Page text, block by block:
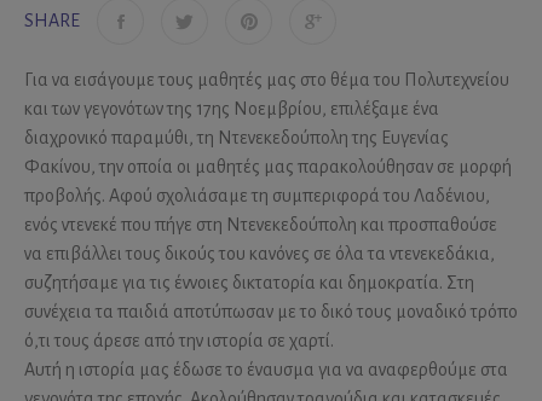
SHARE
Για να εισάγουμε τους μαθητές μας στο θέμα του Πολυτεχνείου
και των γεγονότων της 17ης Νοεμβρίου, επιλέξαμε ένα
διαχρονικό παραμύθι, τη Ντενεκεδούπολη της Ευγενίας
Φακίνου, την οποία οι μαθητές μας παρακολούθησαν σε μορφή
προβολής. Αφού σχολιάσαμε τη συμπεριφορά του Λαδένιου,
ενός ντενεκέ που πήγε στη Ντενεκεδούπολη και προσπαθούσε
να επιβάλλει τους δικούς του κανόνες σε όλα τα ντενεκεδάκια,
συζητήσαμε για τις έννοιες δικτατορία και δημοκρατία. Στη
συνέχεια τα παιδιά αποτύπωσαν με το δικό τους μοναδικό τρόπο
ό,τι τους άρεσε από την ιστορία σε χαρτί.
Αυτή η ιστορία μας έδωσε το έναυσμα για να αναφερθούμε στα